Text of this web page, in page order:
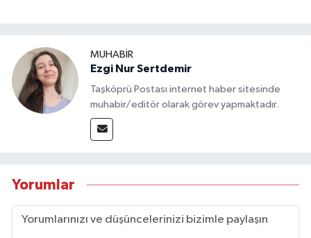
MUHABİR
Ezgi Nur Sertdemir
Taşköprü Postası internet haber sitesinde
muhabir/editör olarak görev yapmaktadır.
Yorumlar